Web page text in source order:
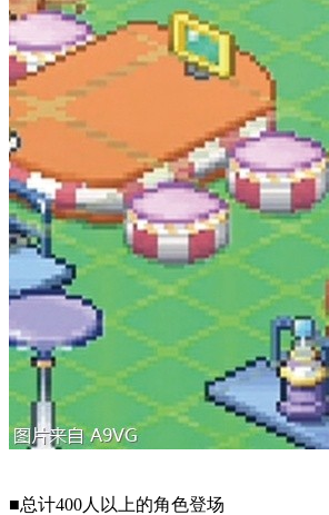
■总计400人以上的角色登场